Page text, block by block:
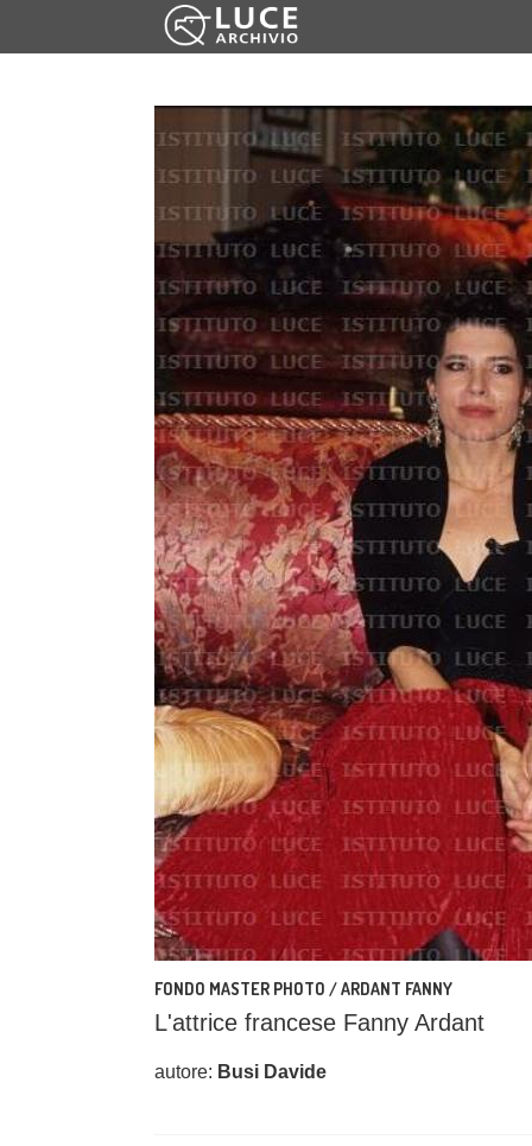
FONDO MASTER PHOTO / ARDANT FANNY
L'attrice francese Fanny Ardant
autore: Busi Davide